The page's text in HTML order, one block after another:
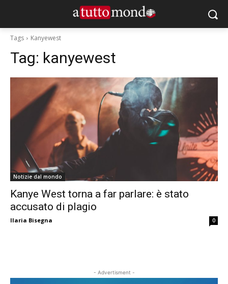
Tags Kanyewest
Tag: kanyewest
Notizie dal mondo
Kanye West torna a far parlare: è stato
accusato di plagio
Ilaria Bisegna 0
- Advertisment -